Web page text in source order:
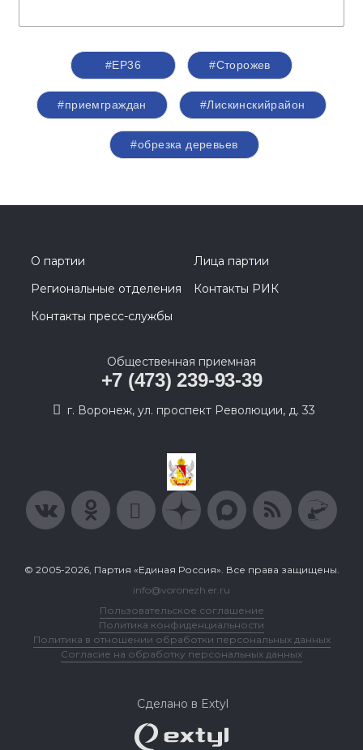
#ЕР36 #Сторожев
#приемграждан #Лискинскийрайон
#обрезка деревьев
О партии
Лица партии
Региональные отделения
Контакты РИК
Контакты пресс-службы
Общественная приемная
+7 (473) 239-93-39
г. Воронеж, ул. проспект Революции, д. 33
© 2005-2026, Партия «Единая Россия». Все права защищены.
info@voronezh.er.ru
Пользовательское соглашение
Политика конфиденциальности
Политика в отношении обработки персональных данных
Согласие на обработку персональных данных
Сделано в Extyl